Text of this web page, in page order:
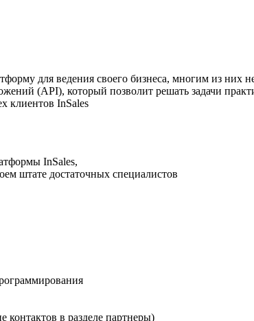
для ведения своего бизнеса, многим из
(API), который позволит решать задачи
клиентов InSales
InSales,
штате достаточных специалистов
контактов в разделе партнеры)